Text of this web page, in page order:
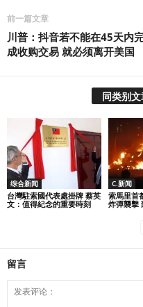
前一篇文章
川普：抖音若不能在45天内
成收购交易 就必须离开美国
同类别文
综合新闻
台灣駐索國代表處掛牌 蔡英
文：值得紀念的重要時刻
C.新闻
索馬里首
炸彈襲擊
留言